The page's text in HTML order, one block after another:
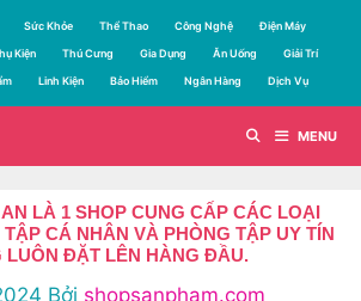
Sức Khỏe Thể Thao Công Nghệ Điện Máy
Kiện Thú Cưng Gia Dụng Ăn Uống Giải Trí
Linh Kiện Bảo Hiểm Ngân Hàng Dịch Vụ
MENU
LÀ 1 SHOP CUNG CẤP CÁC LOẠI
CÁ NHÂN VÀ PHÒNG TẬP UY TÍN
LUÔN ĐẶT LÊN HÀNG ĐẦU.
Bởi shopsanpham.com